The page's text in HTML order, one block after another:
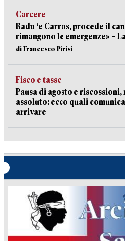
Carcere
Badu ‘e Carros, procede il
rimangono le emergenze» –
di Francesco Pirisi
Fisco e tasse
Pausa di agosto e riscossioni,
assoluto: ecco quali
arrivare